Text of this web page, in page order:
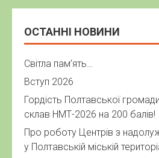
ОСТАННІ НОВИНИ
Світла пам’ять…
Вступ 2026
Гордість Полтавської
склав НМТ-2026 на 200 балів!
Про роботу Центрів з
у Полтавській міській